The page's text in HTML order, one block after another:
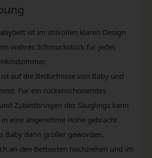
ist im stilvollen klaren Design
wahres Schmuckstück für jedes
auf die Bedürfnisse von Baby und
Für ein rückenschonendes
Zubettbringen des Säuglings kann
eine angenehme Höhe gebracht
Baby dann größer geworden,
an den Bettseiten hochziehen und im